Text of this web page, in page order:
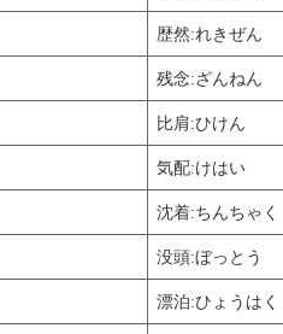
歴然:れきぜん
残念:ざんねん
比肩:ひけん
気配:けはい
沈着:ちんちゃく
没頭:ぼっとう
漂泊:ひょうはく